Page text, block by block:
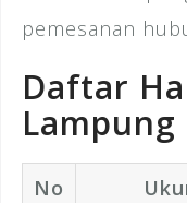
pemesanan
Daftar
No